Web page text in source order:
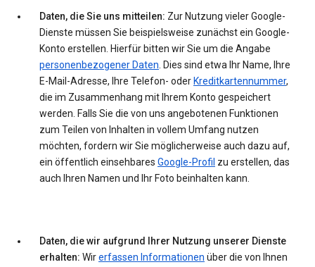
Daten, die Sie uns mitteilen: Zur Nutzung vieler Google-
Dienste müssen Sie beispielsweise zunächst ein Google-
Konto erstellen. Hierfür bitten wir Sie um die Angabe
personenbezogener Daten. Dies sind etwa Ihr Name, Ihre
E-Mail-Adresse, Ihre Telefon- oder Kreditkartennummer,
die im Zusammenhang mit Ihrem Konto gespeichert
werden. Falls Sie die von uns angebotenen Funktionen
zum Teilen von Inhalten in vollem Umfang nutzen
möchten, fordern wir Sie möglicherweise auch dazu auf,
ein öffentlich einsehbares Google-Profil zu erstellen, das
auch Ihren Namen und Ihr Foto beinhalten kann.
Daten, die wir aufgrund Ihrer Nutzung unserer Dienste
erhalten: Wirerfassen Informationen über die von Ihnen